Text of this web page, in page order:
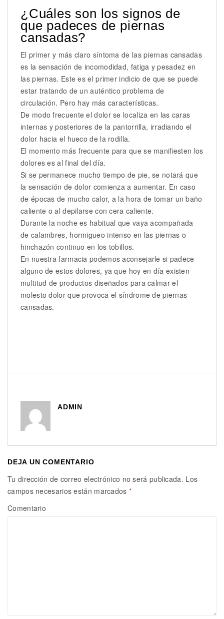
¿Cuáles son los signos de
que padeces de piernas
cansadas?
El primer y más claro síntoma de las piernas cansadas
es la sensación de incomodidad, fatiga y pesadez en
las piernas. Este es el primer indicio de que se puede
estar tratando de un auténtico problema de
circulación. Pero hay más características.
De modo frecuente el dolor se localiza en las caras
internas y posteriores de la pantorrilla, irradiando el
dolor hacia el hueco de la rodilla.
El momento más frecuente para que se manifiesten los
dolores es al final del día.
Si se permanece mucho tiempo de pie, se notará que
la sensación de dolor comienza a aumentar. En caso
de épocas de mucho calor, a la hora de tomar un baño
caliente o al depilarse con cera caliente.
Durante la noche es habitual que vaya acompañada
de calambres, hormigueo intenso en las piernas o
hinchazón continuo en los tobillos.
En nuestra farmacia podemos aconsejarle si padece
alguno de estos dolores, ya que hoy en día existen
multitud de productos diseñados para calmar el
molesto dolor que provoca el síndrome de piernas
cansadas.
ADMIN
DEJA UN COMENTARIO
Tu dirección de correo electrónico no será publicada. Los
campos necesarios están marcados *
Comentario